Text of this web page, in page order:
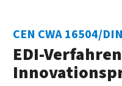
CEN CWA 16504/
EDI-